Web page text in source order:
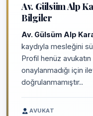
Av. Gülsüm Alp
Bilgiler
Av. Gülsüm Alp
kaydıyla mesleğini
Profil henüz
onaylanmadığı için
doğrulanmamıştır..
AVUKAT